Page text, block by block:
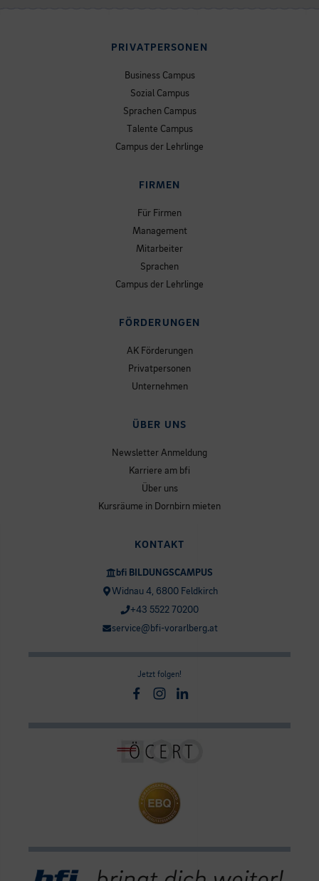
PRIVATPERSONEN
Business Campus
Sozial Campus
Sprachen Campus
Talente Campus
Campus der Lehrlinge
FIRMEN
Für Firmen
Management
Mitarbeiter
Sprachen
Campus der Lehrlinge
FÖRDERUNGEN
AK Förderungen
Privatpersonen
Unternehmen
ÜBER UNS
Newsletter Anmeldung
Karriere am bfi
Über uns
Kursräume in Dornbirn mieten
KONTAKT
bfi BILDUNGSCAMPUS
Widnau 4, 6800 Feldkirch
+43 5522 70200
service@bfi-vorarlberg.at
Jetzt folgen!
Facebook
Instagram
Linkedin